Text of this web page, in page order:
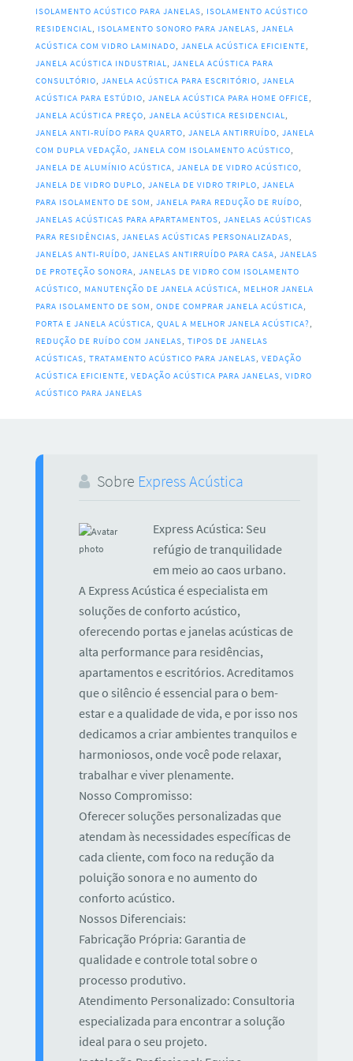
ISOLAMENTO ACÚSTICO PARA JANELAS
ISOLAMENTO ACÚSTICO
RESIDENCIAL
ISOLAMENTO SONORO PARA JANELAS JANELA
ACÚSTICA COM VIDRO LAMINADO JANELA ACÚSTICA EFICIENTE
JANELA ACÚSTICA INDUSTRIAL
JANELA ACÚSTICA PARA
CONSULTÓRIO JANELA ACÚSTICA PARA ESCRITÓRIO JANELA
ACÚSTICA PARA ESTÚDIO JANELA ACÚSTICA PARA HOME OFFICE
JANELA ACÚSTICA PREÇO JANELA ACÚSTICA RESIDENCIAL
JANELA ANTI-RUÍDO PARA QUARTO JANELA ANTIRRUÍDO JANELA
COM DUPLA VEDAÇÃO JANELA COM ISOLAMENTO ACÚSTICO
JANELA DE ALUMÍNIO ACÚSTICA JANELA DE VIDRO ACÚSTICO
JANELA DE VIDRO DUPLO JANELA DE VIDRO TRIPLO JANELA
PARA ISOLAMENTO DE SOM
JANELA PARA REDUÇÃO DE RUÍDO
JANELAS ACÚSTICAS PARA APARTAMENTOS JANELAS ACÚSTICAS
PARA RESIDÊNCIAS JANELAS ACÚSTICAS PERSONALIZADAS
JANELAS ANTI-RUÍDO JANELAS ANTIRRUÍDO PARA CASA JANELAS
DE PROTEÇÃO SONORA JANELAS DE VIDRO COM ISOLAMENTO
ACÚSTICO
MANUTENÇÃO DE JANELA ACÚSTICA
MELHOR JANELA
PARA ISOLAMENTO DE SOM
ONDE COMPRAR JANELA ACÚSTICA
PORTA E JANELA ACÚSTICA QUAL A MELHOR JANELA ACÚSTICA?
REDUÇÃO DE RUÍDO COM JANELAS TIPOS DE JANELAS
ACÚSTICAS TRATAMENTO ACÚSTICO PARA JANELAS VEDAÇÃO
ACÚSTICA EFICIENTE VEDAÇÃO ACÚSTICA PARA JANELAS VIDRO
ACÚSTICO PARA JANELAS
Sobre Express Acústica
Express Acústica: Seu
refúgio de tranquilidade
em meio ao caos urbano.
A Express Acústica é especialista em
soluções de conforto acústico,
oferecendo portas e janelas acústicas de
alta performance para residências,
apartamentos e escritórios. Acreditamos
que o silêncio é essencial para o bem-
estar e a qualidade de vida, e por isso nos
dedicamos a criar ambientes tranquilos e
harmoniosos, onde você pode relaxar,
trabalhar e viver plenamente.
Nosso Compromisso:
Oferecer soluções personalizadas que
atendam às necessidades específicas de
cada cliente, com foco na redução da
poluição sonora e no aumento do
conforto acústico.
Nossos Diferenciais:
Fabricação Própria: Garantia de
qualidade e controle total sobre o
processo produtivo.
Atendimento Personalizado: Consultoria
especializada para encontrar a solução
ideal para o seu projeto.